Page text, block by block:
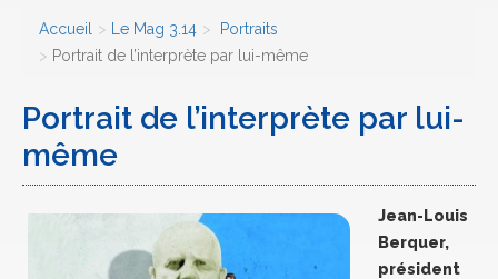
Accueil Le Mag 3.14
Portraits
Portrait de l’interprète par lui-même
Portrait de l’interprète par lui-
même
Jean-Louis
Berquer,
président